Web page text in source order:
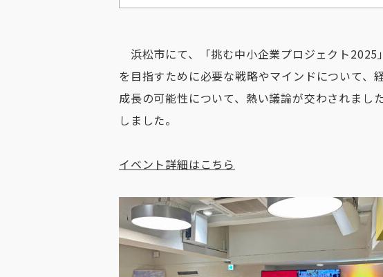
浜松市にて、「挑む中小企業プロジェクト2025
を目指すために必要な戦略やマインドについて
成長の可能性について、熱い議論が交わされまし
しました。
イベント詳細はこちら